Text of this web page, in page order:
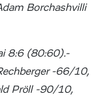
Borchashvilli
8:6 (80:60).-
-66/10,
Pröll -90/10,